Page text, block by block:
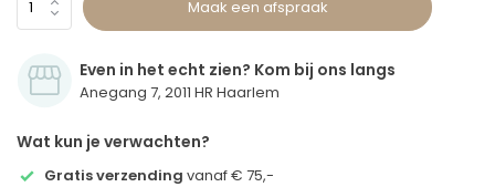
Maak een afspraak
Even in het echt zien? Kom bij ons langs
Anegang 7, 2011 HR Haarlem
Wat kun je verwachten?
Gratis verzending vanaf € 75,-